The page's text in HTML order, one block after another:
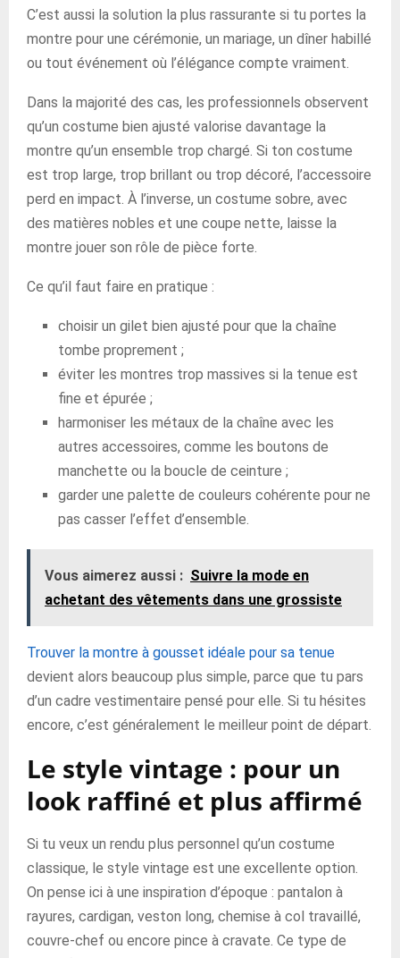
C’est aussi la solution la plus rassurante si tu portes la
montre pour une cérémonie, un mariage, un dîner habillé
ou tout événement où l’élégance compte vraiment.
Dans la majorité des cas, les professionnels observent
qu’un costume bien ajusté valorise davantage la
montre qu’un ensemble trop chargé. Si ton costume
est trop large, trop brillant ou trop décoré, l’accessoire
perd en impact. À l’inverse, un costume sobre, avec
des matières nobles et une coupe nette, laisse la
montre jouer son rôle de pièce forte.
Ce qu’il faut faire en pratique :
choisir un gilet bien ajusté pour que la chaîne
tombe proprement ;
éviter les montres trop massives si la tenue est
fine et épurée ;
harmoniser les métaux de la chaîne avec les
autres accessoires, comme les boutons de
manchette ou la boucle de ceinture ;
garder une palette de couleurs cohérente pour ne
pas casser l’effet d’ensemble.
Vous aimerez aussi : Suivre la mode en
achetant des vêtements dans une grossiste
Trouver la montre à gousset idéale pour sa tenue
devient alors beaucoup plus simple, parce que tu pars
d’un cadre vestimentaire pensé pour elle. Si tu hésites
encore, c’est généralement le meilleur point de départ.
Le style vintage : pour un
look raffiné et plus affirmé
Si tu veux un rendu plus personnel qu’un costume
classique, le style vintage est une excellente option.
On pense ici à une inspiration d’époque : pantalon à
rayures, cardigan, veston long, chemise à col travaillé,
couvre-chef ou encore pince à cravate. Ce type de